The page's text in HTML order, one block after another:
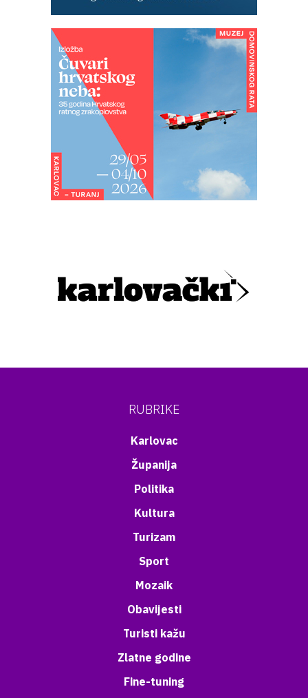
RUBRIKE
Karlovac
Županija
Politika
Kultura
Turizam
Sport
Mozaik
Obavijesti
Turisti kažu
Zlatne godine
Fine-tuning